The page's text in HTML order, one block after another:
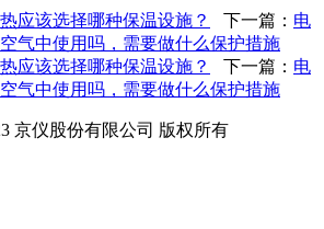
应该选择哪种保温设施？ 下一篇： 电
气中使用吗，需要做什么保护措施
应该选择哪种保温设施？ 下一篇： 电
气中使用吗，需要做什么保护措施
京仪股份有限公司 版权所有